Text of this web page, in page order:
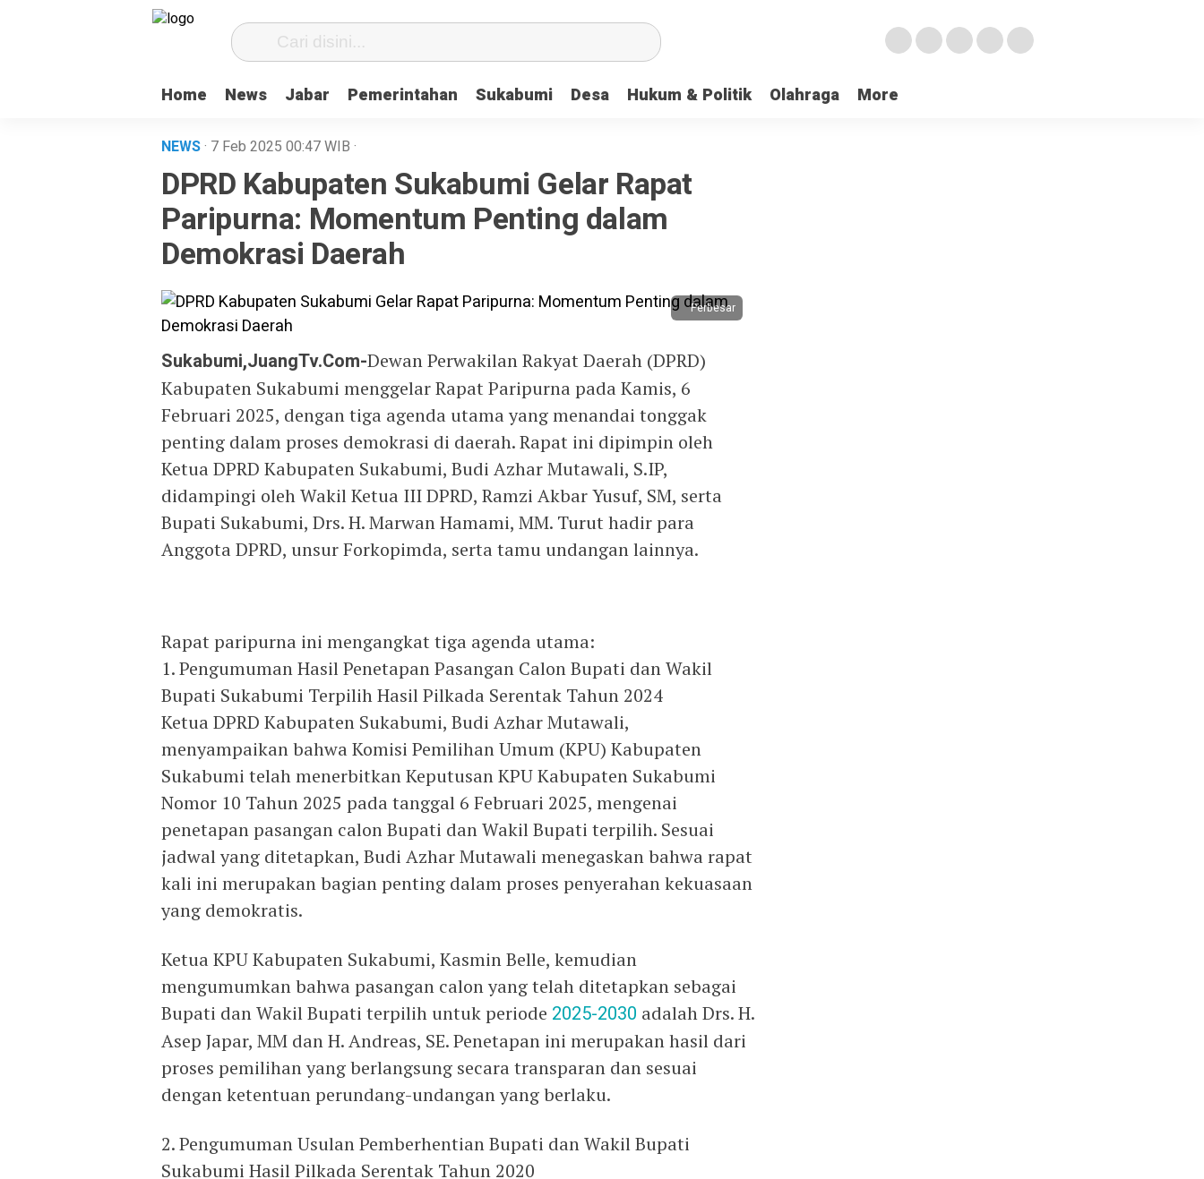
Home News Jabar Pemerintahan Sukabumi Desa Hukum & Politik Olahraga More
NEWS· 7 Feb 2025 00:47WIB ·
DPRD Kabupaten Sukabumi Gelar Rapat
Paripurna: Momentum Penting dalam
Demokrasi Daerah
Perbesar
Sukabumi,JuangTv.Com-Dewan Perwakilan Rakyat Daerah (DPRD)
Kabupaten Sukabumi menggelar Rapat Paripurna pada Kamis, 6
Februari 2025, dengan tiga agenda utama yang menandai tonggak
penting dalam proses demokrasi di daerah. Rapat ini dipimpin oleh
Ketua DPRD Kabupaten Sukabumi, Budi Azhar Mutawali, S.IP,
didampingi oleh Wakil Ketua III DPRD, Ramzi Akbar Yusuf, SM, serta
Bupati Sukabumi, Drs. H. Marwan Hamami, MM. Turut hadir para
Anggota DPRD, unsur Forkopimda, serta tamu undangan lainnya.
Rapat paripurna ini mengangkat tiga agenda utama:
1. Pengumuman Hasil Penetapan Pasangan Calon Bupati dan Wakil
Bupati Sukabumi Terpilih Hasil Pilkada Serentak Tahun 2024
Ketua DPRD Kabupaten Sukabumi, Budi Azhar Mutawali,
menyampaikan bahwa Komisi Pemilihan Umum (KPU) Kabupaten
Sukabumi telah menerbitkan Keputusan KPU Kabupaten Sukabumi
Nomor 10 Tahun 2025 pada tanggal 6 Februari 2025, mengenai
penetapan pasangan calon Bupati dan Wakil Bupati terpilih. Sesuai
jadwal yang ditetapkan, Budi Azhar Mutawali menegaskan bahwa rapat
kali ini merupakan bagian penting dalam proses penyerahan kekuasaan
yang demokratis.
Ketua KPU Kabupaten Sukabumi, Kasmin Belle, kemudian
mengumumkan bahwa pasangan calon yang telah ditetapkan sebagai
Bupati dan Wakil Bupati terpilih untuk periode 2025-2030 adalah Drs. H.
Asep Japar, MM dan H. Andreas, SE. Penetapan ini merupakan hasil dari
proses pemilihan yang berlangsung secara transparan dan sesuai
dengan ketentuan perundang-undangan yang berlaku.
2. Pengumuman Usulan Pemberhentian Bupati dan Wakil Bupati
Sukabumi Hasil Pilkada Serentak Tahun 2020